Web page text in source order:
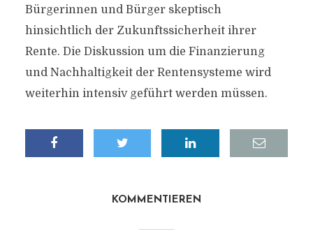
Bürgerinnen und Bürger skeptisch
hinsichtlich der Zukunftssicherheit ihrer
Rente. Die Diskussion um die Finanzierung
und Nachhaltigkeit der Rentensysteme wird
weiterhin intensiv geführt werden müssen.
KOMMENTIEREN